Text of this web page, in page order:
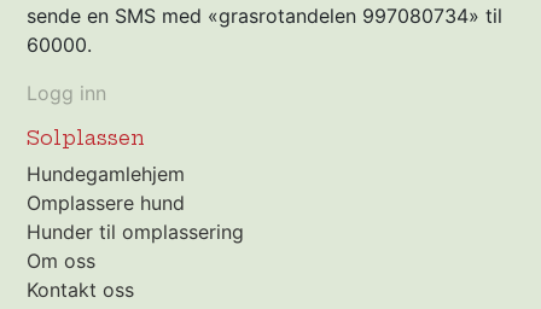
sende en SMS med «grasrotandelen 997080734» til
60000.
Logg inn
Solplassen
Hundegamlehjem
Omplassere hund
Hunder til omplassering
Om oss
Kontakt oss